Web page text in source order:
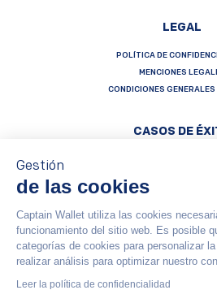
LEGAL
POLÍTICA DE
MENCIONES
CONDICIONES GENERALES
CASOS DE
Français Español
© Captain Wallet 2023
Gestión
de las cookies
Captain Wallet utiliza las cookies
funcionamiento del sitio web. Es posible
categorías de cookies para personalizar
realizar análisis para optimizar nuestro
Leer la política de confidencialidad